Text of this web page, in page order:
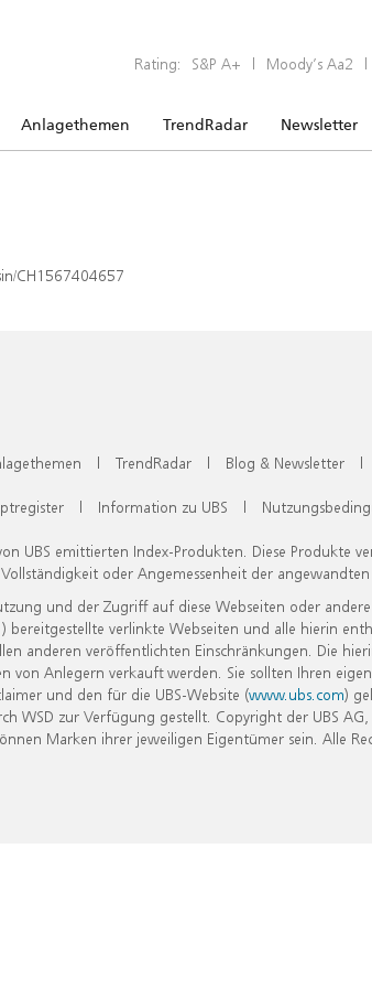
Rating: S&P A+ | Moody’s Aa2 |
Anlagethemen TrendRadar Newsletter
CH1567404657
| TrendRadar | Blog & Newsletter |
| Information zu UBS |
UBS emittierten Index-Produkten. Diese Produkte
oder Angemessenheit der
und der Zugriff auf diese Webseiten oder
verlinkte Webseiten und alle hierin
anderen veröffentlichten Einschränkungen. Die
Anlegern verkauft werden. Sie sollten Ihren
und den für die UBS-Website (www.ubs.com)
zur Verfügung gestellt. Copyright der UBS
Marken ihrer jeweiligen Eigentümer sein. Alle